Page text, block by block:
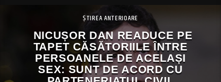
ȘTIREA ANTERIOARE
NICUȘOR DAN READUCE PE
TAPET CĂSĂTORIILE ÎNTRE
PERSOANELE DE ACELAȘI
SEX: SUNT DE ACORD CU